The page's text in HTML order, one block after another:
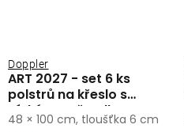
ART 2027 - set 6 ks
polstrů na křeslo s
nízkým opěradlem
Doppler
48 × 100 cm, tloušťka 6 cm